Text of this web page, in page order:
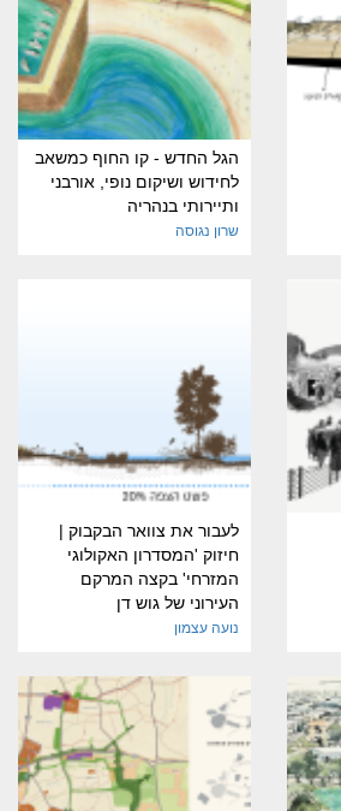
הגל החדש - קו החוף כמשאב
לחידוש ושיקום נופי, אורבני
ותיירותי בנהריה
שרון נגוסה
לעבור את צוואר הבקבוק |
חיזוק 'המסדרון האקולוגי
המזרחי' בקצה המרקם
העירוני של גוש דן
נועה עצמון